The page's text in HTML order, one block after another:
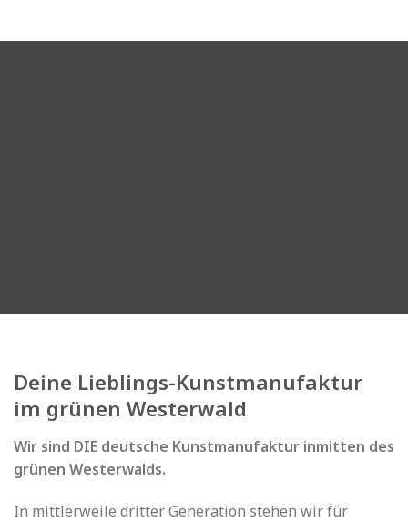
Deine Lieblings-Kunstmanufaktur
im grünen Westerwald
Wir sind DIE deutsche Kunstmanufaktur inmitten des
grünen Westerwalds.
In mittlerweile dritter Generation stehen wir für